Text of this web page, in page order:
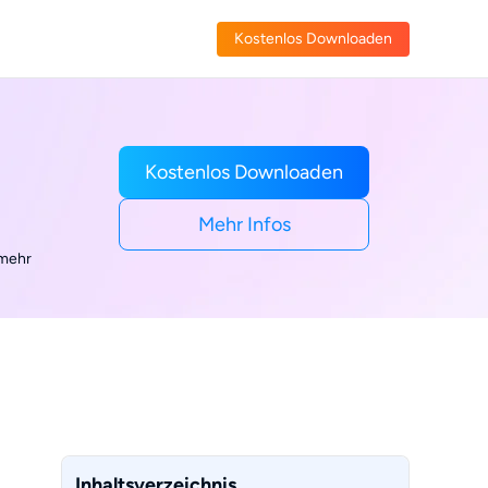
Kostenlos Downloaden
Kostenlos Downloaden
Mehr Infos